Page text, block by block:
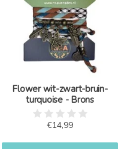
Flower wit-zwart-bruin-
turquoise - Brons
€14,99